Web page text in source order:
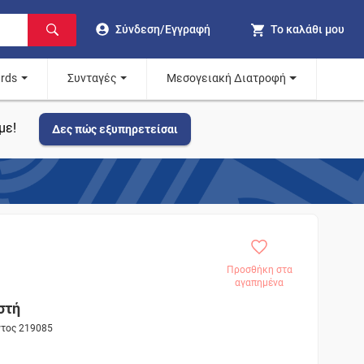
Σύνδεση/Εγγραφή Το καλάθι μου
Συνταγές Μεσογειακή Διατροφή
Δες πώς εξυπηρετείσαι
Προσθήκη στα
αγαπημένα
219085